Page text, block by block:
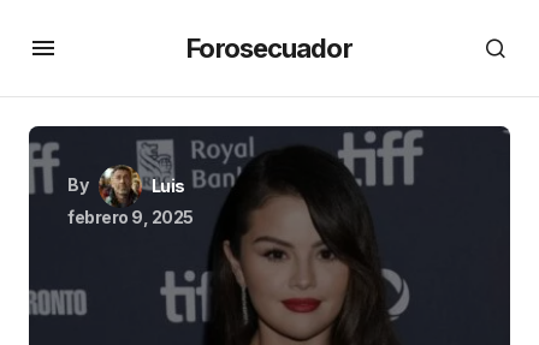
Forosecuador
By
Luis
febrero 9, 2025